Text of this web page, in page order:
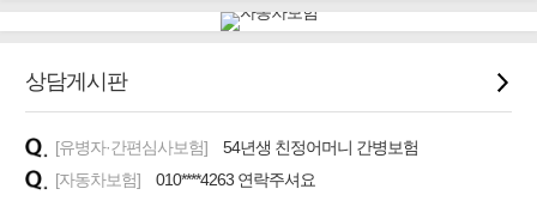
#노후대비 연금재테크!
#바뀌기전에 4세대 가입
상담게시판
[유병자·간편심사보험]
54년생 친정어머니 간병보험
[자동차보험]
010****4263 연락주셔요